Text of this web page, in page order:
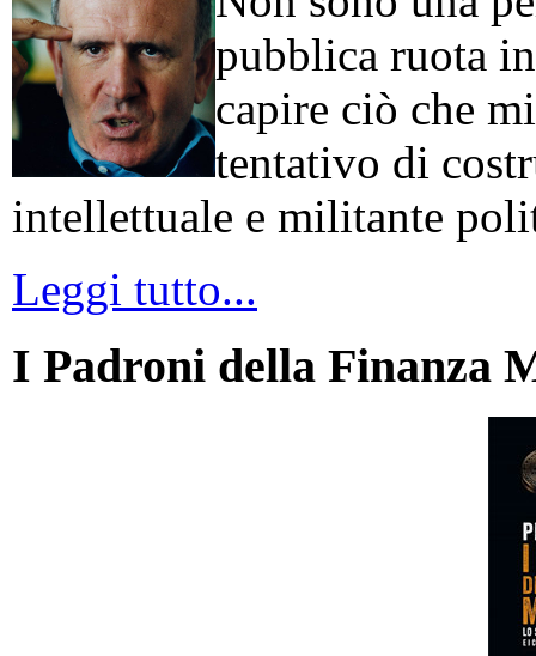
pubblica ruota
capire ciò che
tentativo di
intellettuale e militante
Leggi tutto...
I Padroni della Finanza